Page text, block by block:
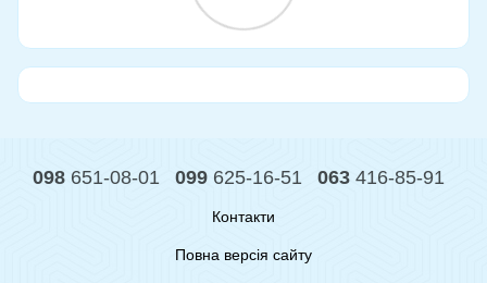
098 651-08-01 099 625-16-51 063 416-85-91
Контакти
Повна версія сайту